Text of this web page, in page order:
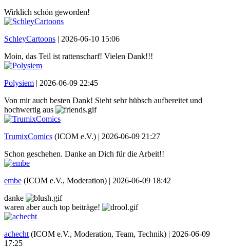
Wirklich schön geworden!
SchleyCartoons | 2026-06-10 15:06
Moin, das Teil ist rattenscharf! Vielen Dank!!!
Polysiem | 2026-06-09 22:45
Von mir auch besten Dank! Sieht sehr hübsch aufbereitet und
hochwertig aus
TrumixComics (ICOM e.V.) | 2026-06-09 21:27
Schon geschehen. Danke an Dich für die Arbeit!!
embe (ICOM e.V., Moderation) | 2026-06-09 18:42
danke
waren aber auch top beiträge!
achecht (ICOM e.V., Moderation, Team, Technik) | 2026-06-09
17:25